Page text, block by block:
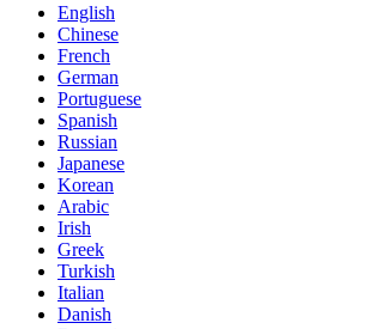
English
Chinese
French
German
Portuguese
Spanish
Russian
Japanese
Korean
Arabic
Irish
Greek
Turkish
Italian
Danish